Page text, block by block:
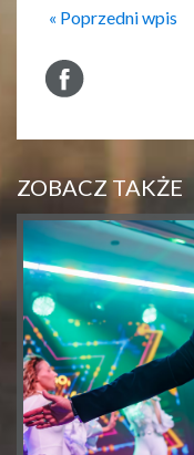
« Poprzedni wpis
ZOBACZ TAKŻE